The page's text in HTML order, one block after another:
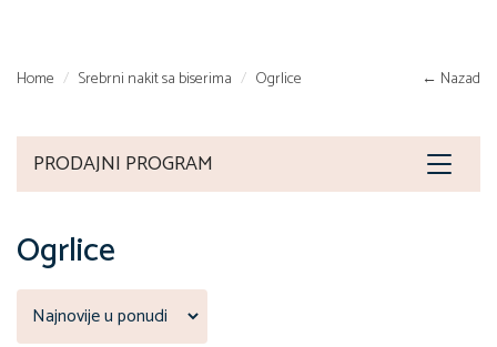
Home Srebrni nakit sa biserima Ogrlice ← Nazad
Toggle
PRODAJNI PROGRAM
Ogrlice